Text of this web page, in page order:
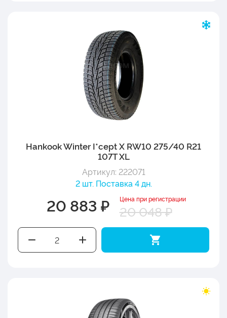
Hankook Winter I*cept X RW10 275/40 R21
107T XL
Артикул: 222071
2 шт. Поставка 4 дн.
20 883 ₽ Цена при регистрации
20 048 ₽